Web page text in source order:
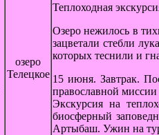
озеро
Телецкое
Теплоходная
Озеро нежилось в
зацветали стебли
которых теснили и
15 июня. Завтрак.
православной
Экскурсия на
биосферный
Артыбаш. Ужин на